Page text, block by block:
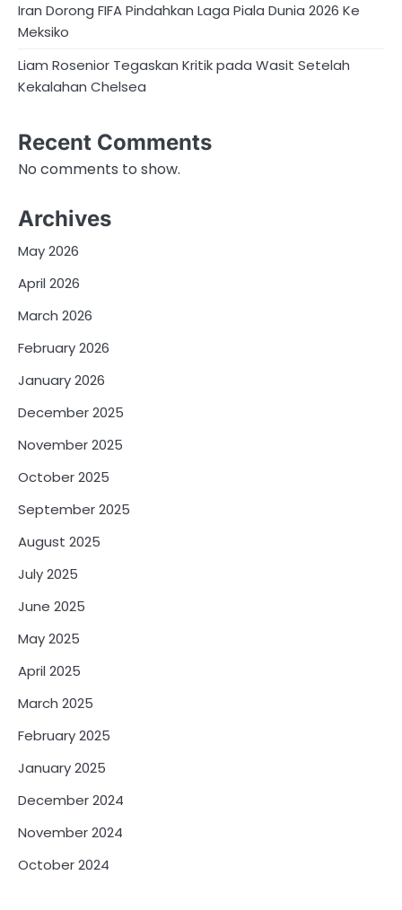
Iran Dorong FIFA Pindahkan Laga Piala Dunia 2026 Ke
Meksiko
Liam Rosenior Tegaskan Kritik pada Wasit Setelah
Kekalahan Chelsea
Recent Comments
No comments to show.
Archives
May 2026
April 2026
March 2026
February 2026
January 2026
December 2025
November 2025
October 2025
September 2025
August 2025
July 2025
June 2025
May 2025
April 2025
March 2025
February 2025
January 2025
December 2024
November 2024
October 2024